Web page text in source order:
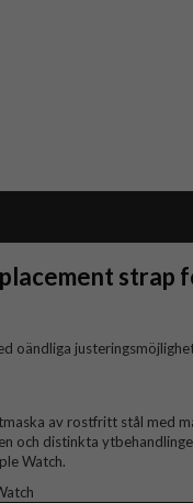
strap
oändliga
av rostfritt stål med
och distinkta
Watch.